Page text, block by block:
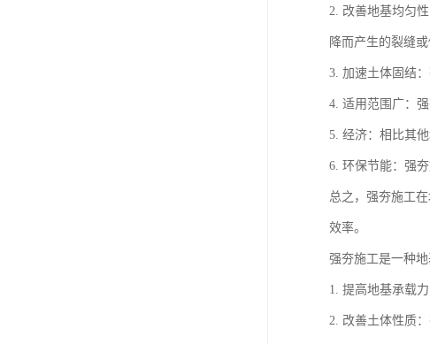
2. 改善地基均匀
降而产生的裂缝或
3. 加速土体固结
4. 适用范围广：
5. 经济：相比其
6. 环保节能：强
总之，强夯施工
效率。
强夯施工是一种
1. 提高地基承载
2. 改善土体性质